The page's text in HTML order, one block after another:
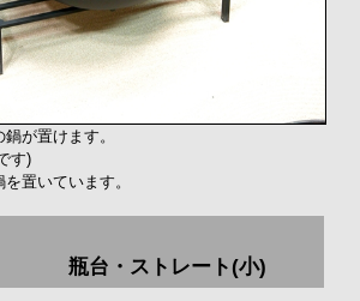
が置けます。
す)
置いています。
トレート(小)